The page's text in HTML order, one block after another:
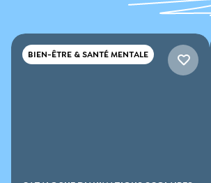
BIEN-ÊTRE & SANTÉ MENTALE